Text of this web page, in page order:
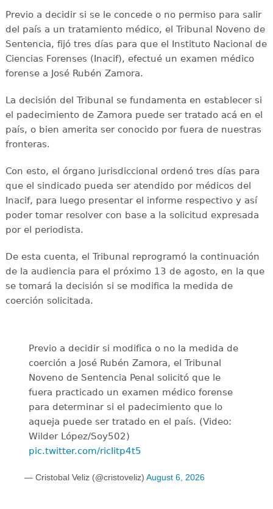
Previo a decidir si se le concede o no permiso para salir
del país a un tratamiento médico, el Tribunal Noveno de
Sentencia, fijó tres días para que el Instituto Nacional de
Ciencias Forenses (Inacif), efectué un examen médico
forense a José Rubén Zamora.
La decisión del Tribunal se fundamenta en establecer si
el padecimiento de Zamora puede ser tratado acá en el
país, o bien amerita ser conocido por fuera de nuestras
fronteras.
Con esto, el órgano jurisdiccional ordenó tres días para
que el sindicado pueda ser atendido por médicos del
Inacif, para luego presentar el informe respectivo y así
poder tomar resolver con base a la solicitud expresada
por el periodista.
De esta cuenta, el Tribunal reprogramó la continuación
de la audiencia para el próximo 13 de agosto, en la que
se tomará la decisión si se modifica la medida de
coerción solicitada.
Previo a decidir si modifica o no la medida de
coerción a José Rubén Zamora, el Tribunal
Noveno de Sentencia Penal solicitó que le
fuera practicado un examen médico forense
para determinar si el padecimiento que lo
aqueja puede ser tratado en el país. (Video:
Wilder López/Soy502)
pic.twitter.com/ricIitp4t5
— Cristobal Veliz (@cristoveliz) August 6, 2026